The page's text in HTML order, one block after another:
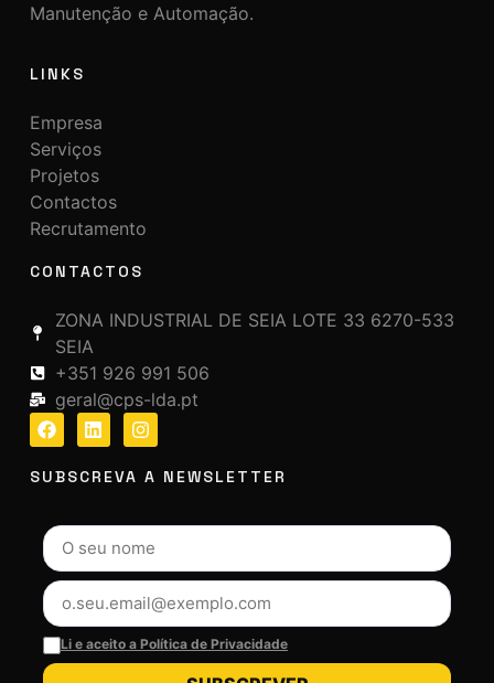
Manutenção e Automação.
LINKS
Empresa
Serviços
Projetos
Contactos
Recrutamento
CONTACTOS
ZONA INDUSTRIAL DE SEIA LOTE 33 6270-533
SEIA
+351 926 991 506
geral@cps-lda.pt
SUBSCREVA A NEWSLETTER
Li e aceito a Política de Privacidade